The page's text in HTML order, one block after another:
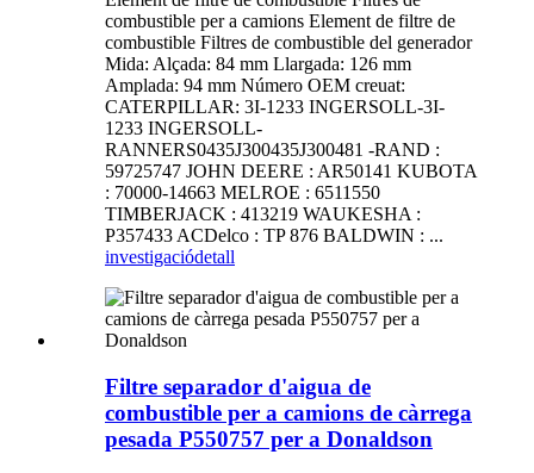
combustible per a camions Element de filtre de
combustible Filtres de combustible del generador
Mida: Alçada: 84 mm Llargada: 126 mm
Amplada: 94 mm Número OEM creuat:
CATERPILLAR: 3I-1233 INGERSOLL-3I-
1233 INGERSOLL-
RANNERS0435J300435J300481 -RAND :
59725747 JOHN DEERE : AR50141 KUBOTA
: 70000-14663 MELROE : 6511550
TIMBERJACK : 413219 WAUKESHA :
P357433 ACDelco : TP 876 BALDWIN : ...
investigaciódetall
Filtre separador d'aigua de
combustible per a camions de càrrega
pesada P550757 per a Donaldson